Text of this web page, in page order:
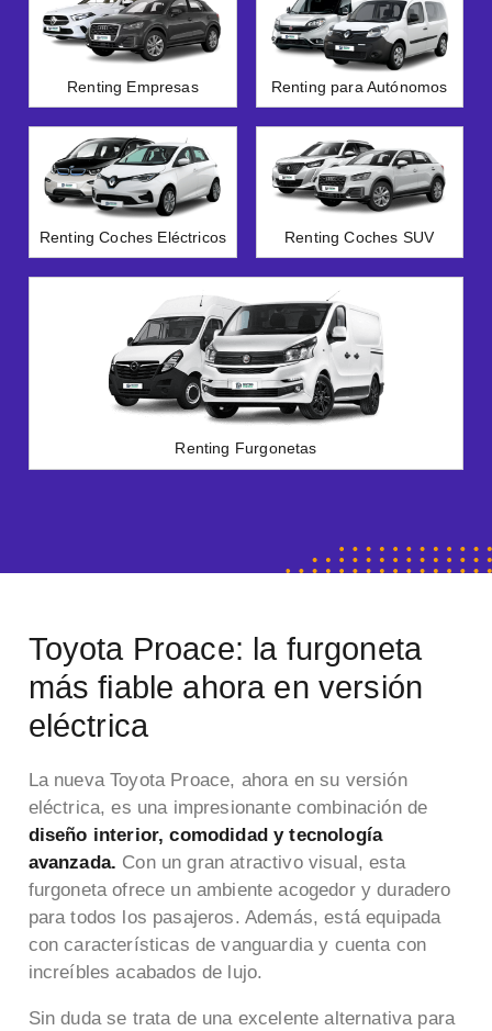
Renting Empresas Renting para Autónomos
Renting Coches Eléctricos Renting Coches SUV
Renting Furgonetas
Toyota Proace: la furgoneta
más fiable ahora en versión
eléctrica
La nueva Toyota Proace, ahora en su versión
eléctrica, es una impresionante combinación de
diseño interior, comodidad y tecnología
avanzada. Con un gran atractivo visual, esta
furgoneta ofrece un ambiente acogedor y duradero
para todos los pasajeros. Además, está equipada
con características de vanguardia y cuenta con
increíbles acabados de lujo.
Sin duda se trata de una excelente alternativa para